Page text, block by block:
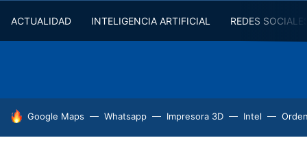
ACTUALIDAD INTELIGENCIA ARTIFICIAL REDES
HOY SE HABLA DE
Google Maps Whatsapp Impresora 3D Intel